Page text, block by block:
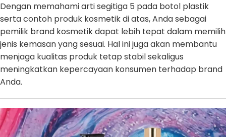
Dengan memahami arti segitiga 5 pada botol plastik
serta contoh produk kosmetik di atas, Anda sebagai
pemilik brand kosmetik dapat lebih tepat dalam memilih
jenis kemasan yang sesuai. Hal ini juga akan membantu
menjaga kualitas produk tetap stabil sekaligus
meningkatkan kepercayaan konsumen terhadap brand
Anda.